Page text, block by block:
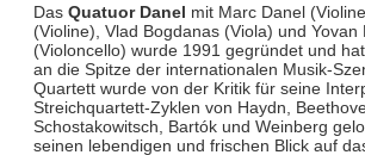
DasQuatuor Danel mit Marc Danel
(Violine), Vlad Bogdanas (Viola) und Yovan
(Violoncello) wurde 1991 gegründet und
an die Spitze der internationalen Musik-
Quartett wurde von der Kritik für seine
Streichquartett-Zyklen von Haydn,
Schostakowitsch, Bartók und Weinberg
seinen lebendigen und frischen Blick auf